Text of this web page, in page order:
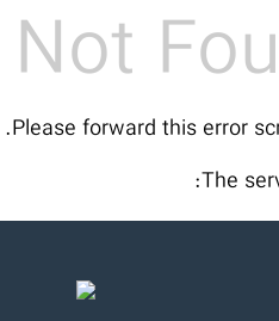
Not
Please forward this error
.
The